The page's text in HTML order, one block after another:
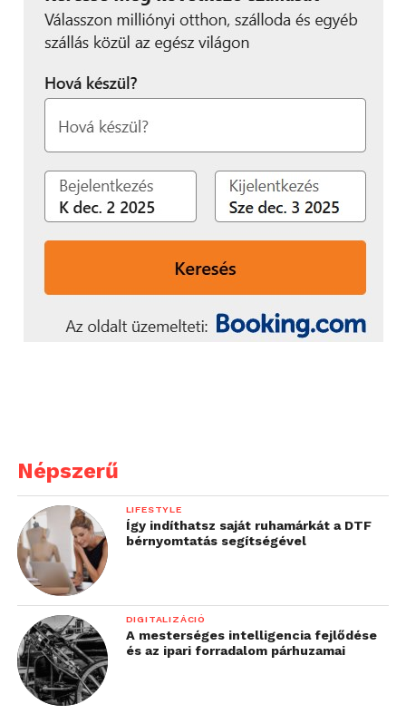
Népszerű
LIFESTYLE
Így indíthatsz saját ruhamárkát a DTF
bérnyomtatás segítségével
DIGITALIZÁCIÓ
A mesterséges intelligencia fejlődése
és az ipari forradalom párhuzamai